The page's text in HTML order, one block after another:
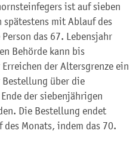
ist auf sieben
mit Ablauf des
das 67. Lebensjahr
Behörde kann bis
der Altersgrenze ein
über die
der siebenjährigen
Die Bestellung endet
Monats, indem das 70.